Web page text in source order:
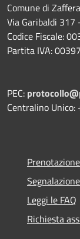
Comune di
Via Garibaldi 317
Codice Fiscale:
Partita IVA:
PEC:
Centralino
Leggi le FAQ
Richiesta